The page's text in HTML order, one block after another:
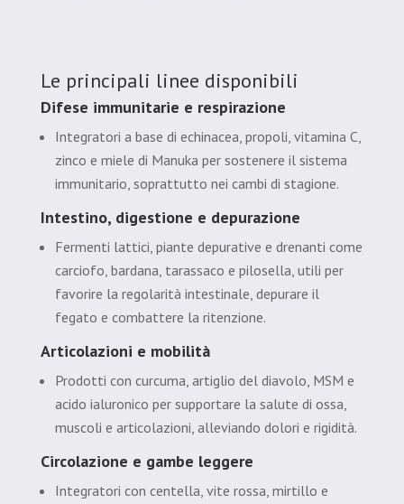
Le principali linee disponibili
Difese immunitarie e respirazione
Integratori a base di echinacea, propoli, vitamina C,
zinco e miele di Manuka per sostenere il sistema
immunitario, soprattutto nei cambi di stagione.
Intestino, digestione e depurazione
Fermenti lattici, piante depurative e drenanti come
carciofo, bardana, tarassaco e pilosella, utili per
favorire la regolarità intestinale, depurare il
fegato e combattere la ritenzione.
Articolazioni e mobilità
Prodotti con curcuma, artiglio del diavolo, MSM e
acido ialuronico per supportare la salute di ossa,
muscoli e articolazioni, alleviando dolori e rigidità.
Circolazione e gambe leggere
Integratori con centella, vite rossa, mirtillo e